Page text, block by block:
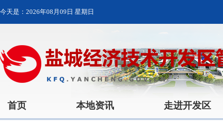
今天是： 2026年08月09日 星期日
首页 本地资讯 走进开发区